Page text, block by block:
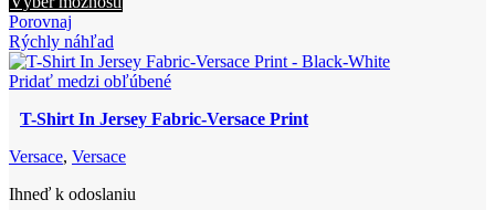
In
Jersey
Fabric-
Chain
Print
viacero
variantov.
si
vybrať
stránke
Porovnaj
Rýchly náhľad
Pridať medzi obľúbené
T-Shirt In Jersey Fabric-Versace Print
Versace, Versace
Ihneď k odoslaniu